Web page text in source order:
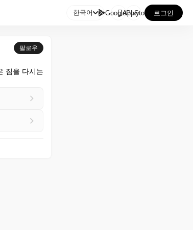
한국어 GooglePlay
AppStore 로그인
팔로우
짐을 다시는